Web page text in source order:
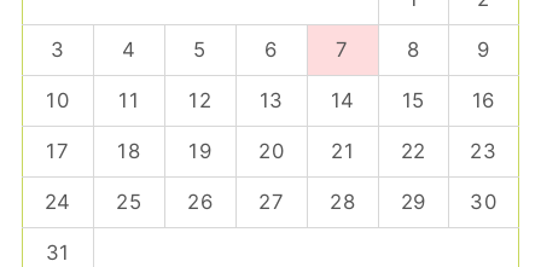
3 4 5 6 7 8 9
10 11 12 13 14 15 16
17 18 19 20 21 22 23
24 25 26 27 28 29 30
31